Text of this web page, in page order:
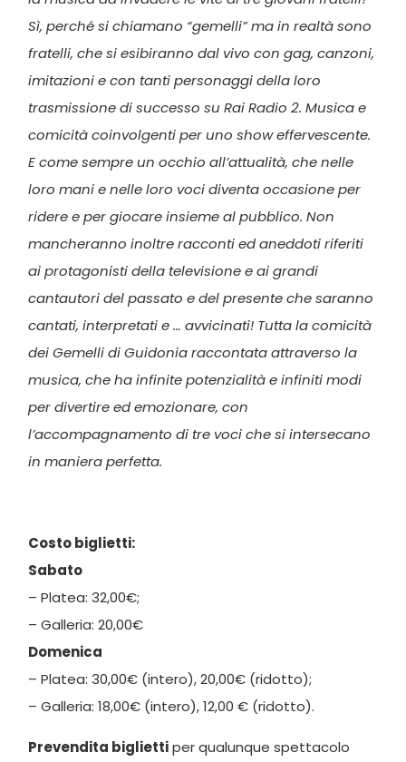
Sì, perché si chiamano “gemelli” ma in realtà sono
fratelli, che si esibiranno dal vivo con gag, canzoni,
imitazioni e con tanti personaggi della loro
trasmissione di successo su Rai Radio 2. Musica e
comicità coinvolgenti per uno show effervescente.
E come sempre un occhio all’attualità, che nelle
loro mani e nelle loro voci diventa occasione per
ridere e per giocare insieme al pubblico. Non
mancheranno inoltre racconti ed aneddoti riferiti
ai protagonisti della televisione e ai grandi
cantautori del passato e del presente che saranno
cantati, interpretati e … avvicinati! Tutta la comicità
dei Gemelli di Guidonia raccontata attraverso la
musica, che ha infinite potenzialità e infiniti modi
per divertire ed emozionare, con
l’accompagnamento di tre voci che si intersecano
in maniera perfetta.
Costo biglietti:
Sabato
– Platea: 32,00€;
– Galleria: 20,00€
Domenica
– Platea: 30,00€ (intero), 20,00€ (ridotto);
– Galleria: 18,00€ (intero), 12,00 € (ridotto).
Prevendita bigliettiper qualunque spettacolo